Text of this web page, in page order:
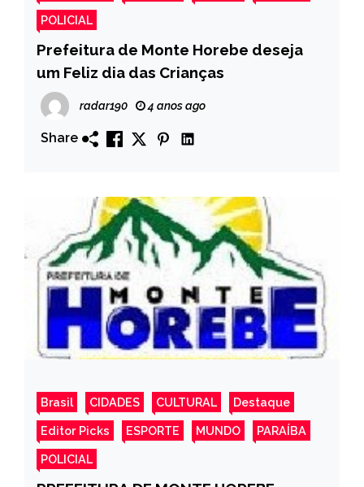
POLICIAL
Prefeitura de Monte Horebe deseja
um Feliz dia das Crianças
radar190 4 anos ago
Share
Brasil CIDADES CULTURAL Destaque
Editor Picks ESPORTE MUNDO PARAÍBA
POLICIAL